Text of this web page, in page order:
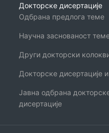
Докторске дисертације
Одбрана предлога теме
Научна заснованост
Други докторски
Докторске дисертације
Јавна одбрана
дисертације